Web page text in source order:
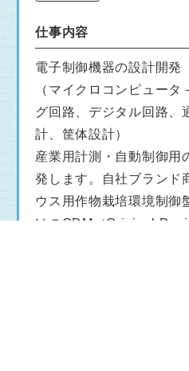
仕事内容
電子制御機器の設計開発
（マイクロコンピュータ
グ回路、デジタル回路、
計、筐体設計）
産業用計測・自動制御用
発します。自社ブランド
ウス用作物栽培環境制御
けのODM（Original